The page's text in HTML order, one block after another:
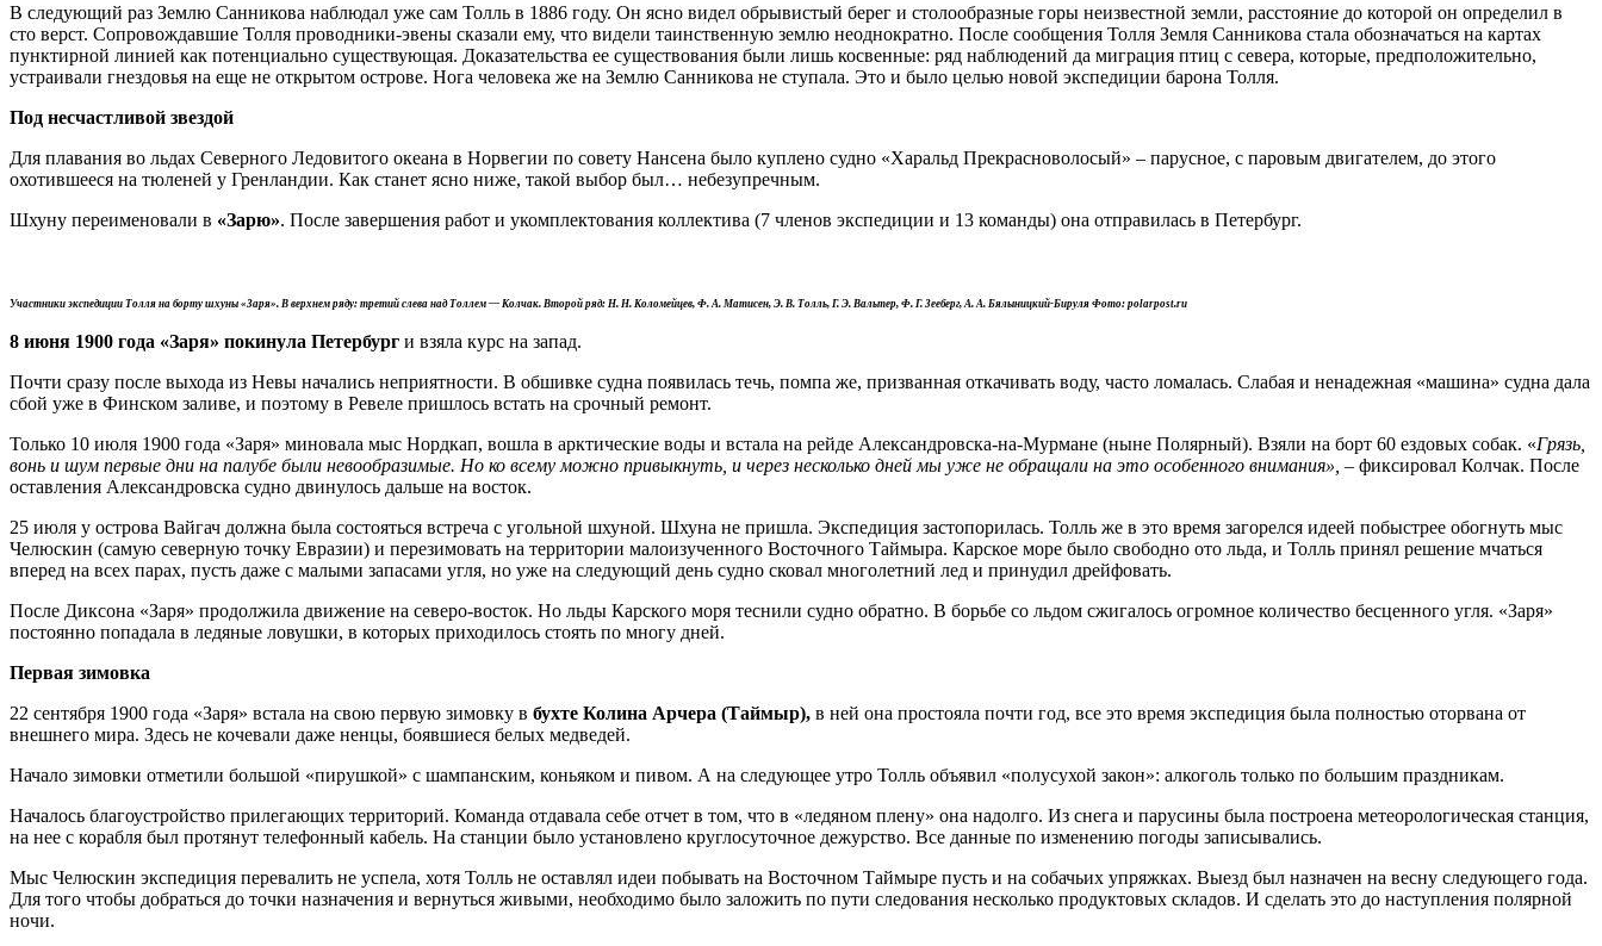
В следующий раз Землю Санникова наблюдал уже сам Толль в 1886 году. Он ясно видел обрывистый берег и столообразные горы неизвестной земли, расстояние до которой он определил в
сто верст. Сопровождавшие Толля проводники-эвены сказали ему, что видели таинственную землю неоднократно. После сообщения Толля Земля Санникова стала обозначаться на картах
пунктирной линией как потенциально существующая. Доказательства ее существования были лишь косвенные: ряд наблюдений да миграция птиц с севера, которые, предположительно,
устраивали гнездовья на еще не открытом острове. Нога человека же на Землю Санникова не ступала. Это и было целью новой экспедиции барона Толля.
Под несчастливой звездой
Для плавания во льдах Северного Ледовитого океана в Норвегии по совету Нансена было куплено судно «Харальд Прекрасноволосый» – парусное, с паровым двигателем, до этого
охотившееся на тюленей у Гренландии. Как станет ясно ниже, такой выбор был… небезупречным.
Шхуну переименовали в «Зарю». После завершения работ и укомплектования коллектива (7 членов экспедиции и 13 команды) она отправилась в Петербург.
Участники экспедиции Толля на борту шхуны «Заря». В верхнем ряду: третий слева над Толлем — Колчак. Второй ряд: Н. Н. Коломейцев, Ф. А. Матисен, Э. В. Толль, Г. Э. Вальтер, Ф. Г. Зееберг, А. А. Бялыницкий-Бируля Фото: polarpost.ru
8 июня 1900 года «Заря» покинула Петербург и взяла курс на запад.
Почти сразу после выхода из Невы начались неприятности. В обшивке судна появилась течь, помпа же, призванная откачивать воду, часто ломалась. Слабая и ненадежная «машина» судна дала
сбой уже в Финском заливе, и поэтому в Ревеле пришлось встать на срочный ремонт.
Только 10 июля 1900 года «Заря» миновала мыс Нордкап, вошла в арктические воды и встала на рейде Александровска-на-Мурмане (ныне Полярный). Взяли на борт 60 ездовых собак. «Грязь,
вонь и шум первые дни на палубе были невообразимые. Но ко всему можно привыкнуть, и через несколько дней мы уже не обращали на это особенного внимания», – фиксировал Колчак. После
оставления Александровска судно двинулось дальше на восток.
25 июля у острова Вайгач должна была состояться встреча с угольной шхуной. Шхуна не пришла. Экспедиция застопорилась. Толль же в это время загорелся идеей побыстрее обогнуть мыс
Челюскин (самую северную точку Евразии) и перезимовать на территории малоизученного Восточного Таймыра. Карское море было свободно ото льда, и Толль принял решение мчаться
вперед на всех парах, пусть даже с малыми запасами угля, но уже на следующий день судно сковал многолетний лед и принудил дрейфовать.
После Диксона «Заря» продолжила движение на северо-восток. Но льды Карского моря теснили судно обратно. В борьбе со льдом сжигалось огромное количество бесценного угля. «Заря»
постоянно попадала в ледяные ловушки, в которых приходилось стоять по многу дней.
Первая зимовка
22 сентября 1900 года «Заря» встала на свою первую зимовку в бухте Колина Арчера (Таймыр), в ней она простояла почти год, все это время экспедиция была полностью оторвана от
внешнего мира. Здесь не кочевали даже ненцы, боявшиеся белых медведей.
Начало зимовки отметили большой «пирушкой» с шампанским, коньяком и пивом. А на следующее утро Толль объявил «полусухой закон»: алкоголь только по большим праздникам.
Началось благоустройство прилегающих территорий. Команда отдавала себе отчет в том, что в «ледяном плену» она надолго. Из снега и парусины была построена метеорологическая станция,
на нее с корабля был протянут телефонный кабель. На станции было установлено круглосуточное дежурство. Все данные по изменению погоды записывались.
Мыс Челюскин экспедиция перевалить не успела, хотя Толль не оставлял идеи побывать на Восточном Таймыре пусть и на собачьих упряжках. Выезд был назначен на весну следующего года.
Для того чтобы добраться до точки назначения и вернуться живыми, необходимо было заложить по пути следования несколько продуктовых складов. И сделать это до наступления полярной
ночи.